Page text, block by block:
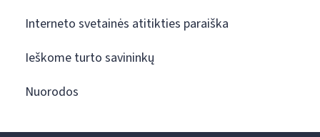
Interneto svetainės atitikties paraiška
Ieškome turto savininkų
Nuorodos